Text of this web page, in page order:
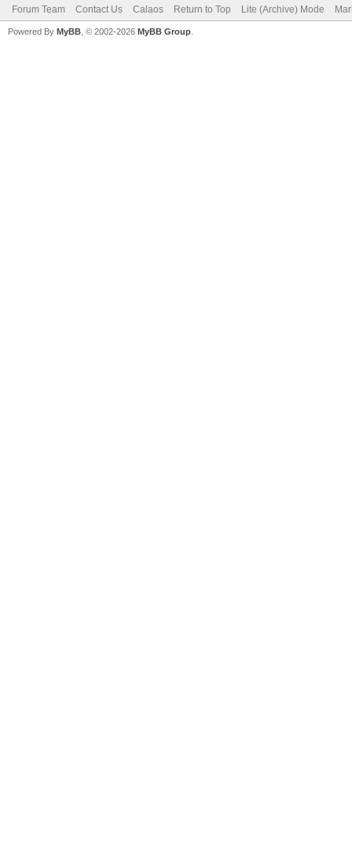
Forum Team Contact Us Calaos Return to Top Lite (Archive) Mode
Powered By MyBB , © 2002-2026 MyBB Group